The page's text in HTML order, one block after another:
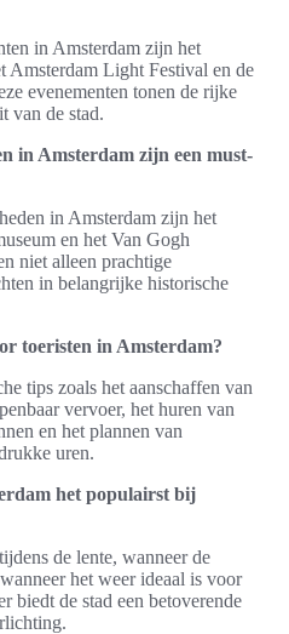
in Amsterdam zijn het
Amsterdam Light Festival en de
evenementen tonen de rijke
van de stad.
in Amsterdam zijn een must-
in Amsterdam zijn het
en het Van Gogh
niet alleen prachtige
in belangrijke historische
toeristen in Amsterdam?
tips zoals het aanschaffen van
vervoer, het huren van
en het plannen van
uren.
het populairst bij
de lente, wanneer de
het weer ideaal is voor
biedt de stad een betoverende